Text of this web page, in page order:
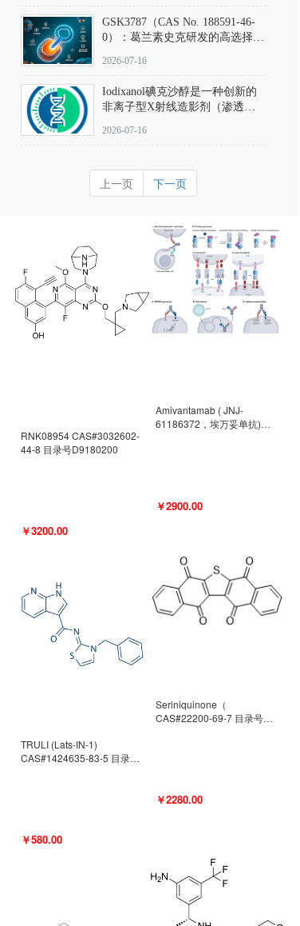
GSK3787（CAS No. 188591-46-
0）：葛兰素史克研发的高选择
抗剂，被广泛视为研究PPARδ核
受体生理功能、信号通路验证及
靶点药理机制的金标准化学探
针。
2026-07-16
Iodixanol碘克沙醇是一种创新的
非离子型X射线造影剂（渗透压
在血管内给药时与血浆等渗的临
号为92339-11-2
2026-07-16
上一页 下一页
RNK08954 CAS#3032602-
44-8 目录号D9180200
￥3200.00
TRULI (Lats-IN-1)
CAS#1424635-83-5 目录号
￥580.00
Amivantamab ( JNJ-
61186372，埃万妥单抗)
￥2900.00
Seriniquinone（
CAS#22200-69-7 目录号
￥2280.00